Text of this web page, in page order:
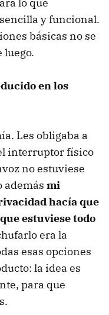
y funcional.
básicas no se
luego.
en los
Les obligaba a
interruptor físico
no estuviese
además mi
hacía que
estuviese todo
era la
esas opciones
la idea es
para que